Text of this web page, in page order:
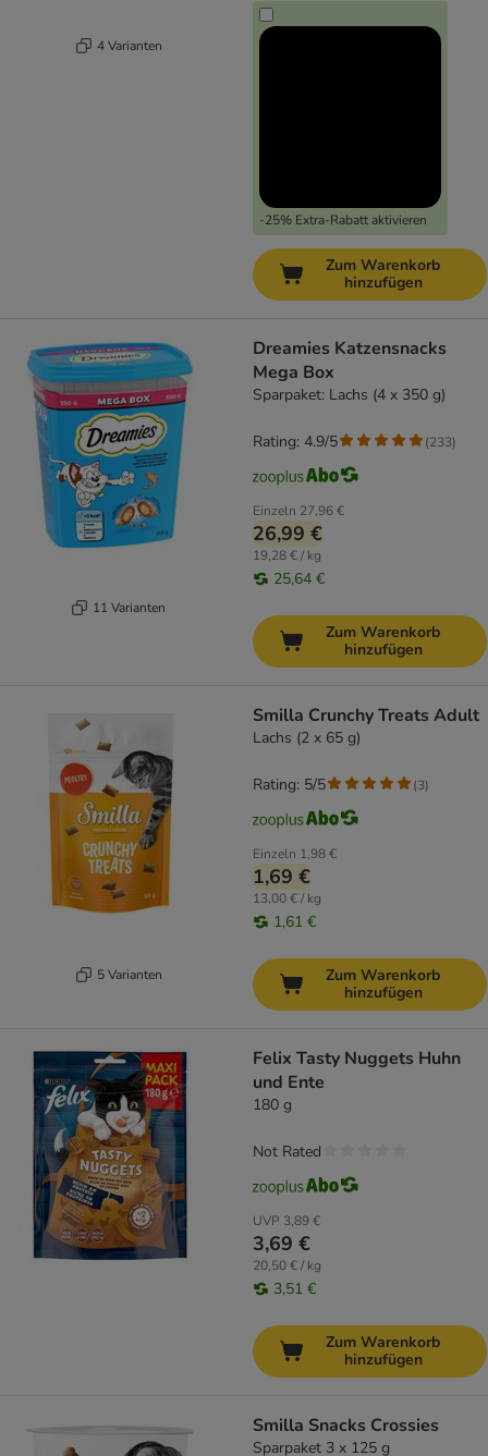
4 Varianten
-25% Extra-Rabatt aktivieren
Zum Warenkorb
hinzufügen
11 Varianten
Dreamies Katzensnacks
Mega Box
Sparpaket: Lachs (4 x 350 g)
Einzeln 27,96 €
26,99 €
19,28 € / kg
25,64 €
Rating: 4.9/5 (233)
Zum Warenkorb
hinzufügen
5 Varianten
Smilla Crunchy Treats Adult
Lachs (2 x 65 g)
Einzeln 1,98 €
1,69 €
13,00 € / kg
1,61 €
Rating: 5/5 (3)
Zum Warenkorb
hinzufügen
Felix Tasty Nuggets Huhn
und Ente
180 g
UVP 3,89 €
3,69 €
20,50 € / kg
3,51 €
Not Rated
Zum Warenkorb
hinzufügen
Smilla Snacks Crossies
Sparpaket 3 x 125 g